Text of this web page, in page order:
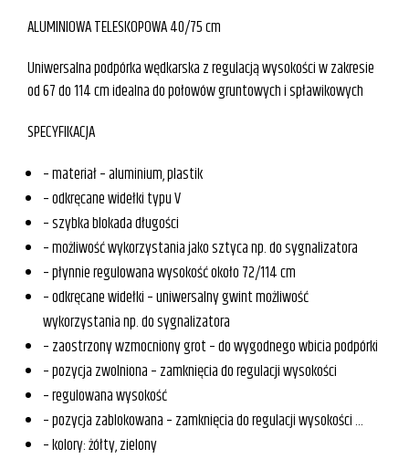
ALUMINIOWA TELESKOPOWA 40/75 cm
Uniwersalna podpórka wędkarska z regulacją wysokości w zakresie
od 67 do 114 cm idealna do połowów gruntowych i spławikowych
SPECYFIKACJA
– materiał – aluminium, plastik
– odkręcane widełki typu V
– szybka blokada długości
– możliwość wykorzystania jako sztyca np. do sygnalizatora
– płynnie regulowana wysokość około 72/114 cm
– odkręcane widełki – uniwersalny gwint możliwość
wykorzystania np. do sygnalizatora
– zaostrzony wzmocniony grot – do wygodnego wbicia podpórki
– pozycja zwolniona – zamknięcia do regulacji wysokości
– regulowana wysokość
– pozycja zablokowana – zamknięcia do regulacji wysokości …
– kolory: żółty, zielony